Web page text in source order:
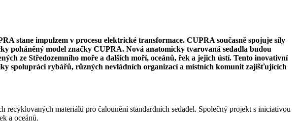
stane impulzem v procesu elektrické transformace. CUPRA současně spojuje síly
model značky CUPRA. Nová anatomicky tvarovaná sedadla budou
ze Středozemního moře a dalších moří, oceánů, řek a jejich ústí. Tento inovativní
spolupráci rybářů, různých nevládních organizací a místních komunit zajišťujících
materiálů pro čalounění standardních sedadel. Společný projekt s iniciativou
a oceánů.